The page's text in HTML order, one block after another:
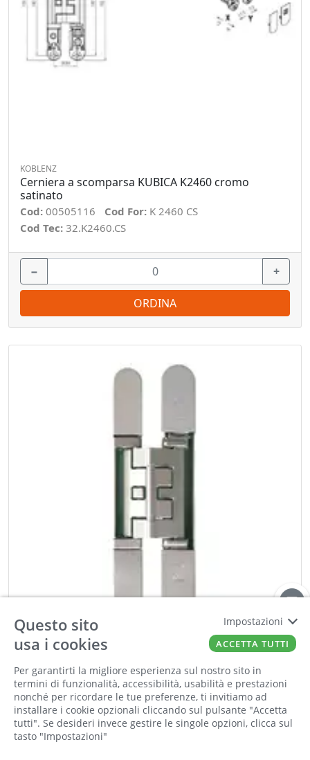
Informiamo la nostra clientela che saremo
chiusi per la pausa estiva dall'8 al 23 agosto
compresi. Tutti gli ordini online ricevuti
durante la chiusura saranno elaborati a partire
dal 24 agosto
KOBLENZ
Cerniera a scomparsa KUBICA K2460 cromo
satinato
Cod: 00505116 Cod For: K 2460 CS
Cod Tec: 32.K2460.CS
− +
ORDINA
CERNIERA 18 MM. INV.REG.PORTA KG.60 DX-SX
NERA
Cod:00541657 Cod For:K2460 NO
Cod Tec:32.K2460.NE
Questo sito
usa i cookies
Per garantirti la migliore esperienza sul nostro sito in
termini di funzionalità, accessibilità, usabilità e prestazioni
nonché per ricordare le tue preferenze, ti invitiamo ad
installare i cookie opzionali cliccando sul pulsante "Accetta
tutti". Se desideri invece gestire le singole opzioni, clicca sul
tasto "Impostazioni"
Impostazioni
ACCETTA TUTTI